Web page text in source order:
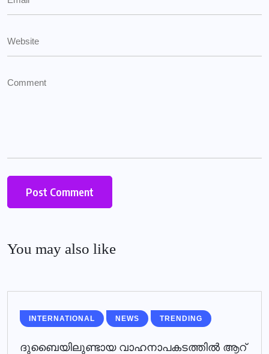
You may also like
INTERNATIONAL NEWS TRENDING
ദുബൈയിലുണ്ടായ വാഹനാപകടത്തില്‍ ആറ്